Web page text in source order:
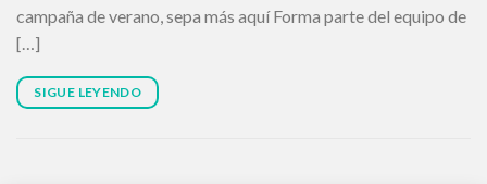
campaña de verano, sepa más aquí Forma parte del equipo de
[…]
SIGUE LEYENDO